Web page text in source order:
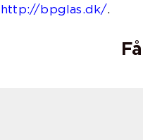
http://bpglas.dk/.